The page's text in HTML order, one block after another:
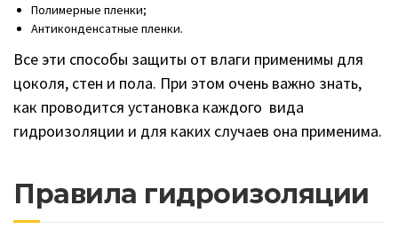
Полимерные пленки;
Антиконденсатные пленки.
Все эти способы защиты от влаги применимы для
цоколя, стен и пола. При этом очень важно знать,
как проводится установка каждого вида
гидроизоляции и для каких случаев она применима.
Правила гидроизоляции